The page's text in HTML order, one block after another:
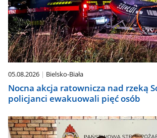
05.08.2026 Bielsko-Biała
Nocna akcja ratownicza nad rzeką
policjanci ewakuowali pięć osób